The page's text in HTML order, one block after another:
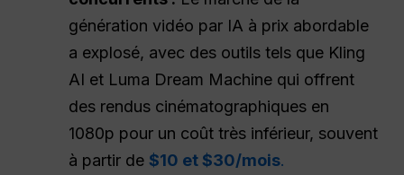
génération vidéo par IA à prix abordable
a explosé, avec des outils tels que Kling
AI et Luma Dream Machine qui offrent
des rendus cinématographiques en
1080p pour un coût très inférieur, souvent
à partir de$10 et $30/mois.